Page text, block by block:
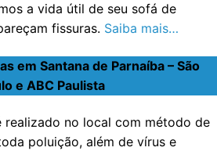
a vida útil de seu sofá de
fissuras. Saiba mais…
em Santana de Parnaíba – São
e ABC Paulista
realizado no local com método de
poluição, além de vírus e